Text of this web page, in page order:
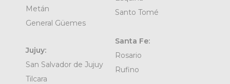
Metán
General Güemes
Jujuy:
San Salvador de Jujuy
Tilcara
Santo Tomé
Santa Fe:
Rosario
Rufino